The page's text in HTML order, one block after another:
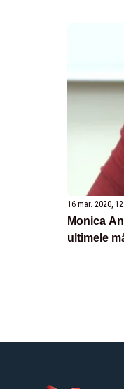
16 mar. 2020,
Monica
ultimele